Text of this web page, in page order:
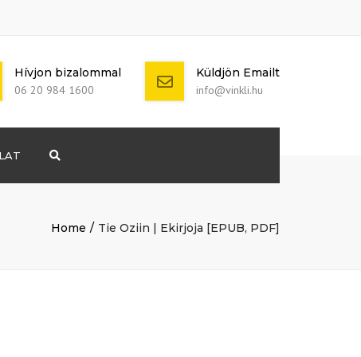
+ 386 40 111
Hívjon bizalommal
06 20 984 1600
Küldjön Emailt
info@vinkli.hu
Home Tie Oziin | Ekirjoja [EPUB, PDF]